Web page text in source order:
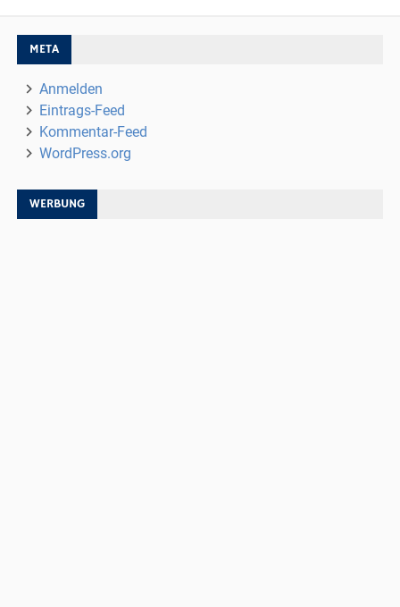
META
Anmelden
Eintrags-Feed
Kommentar-Feed
WordPress.org
WERBUNG